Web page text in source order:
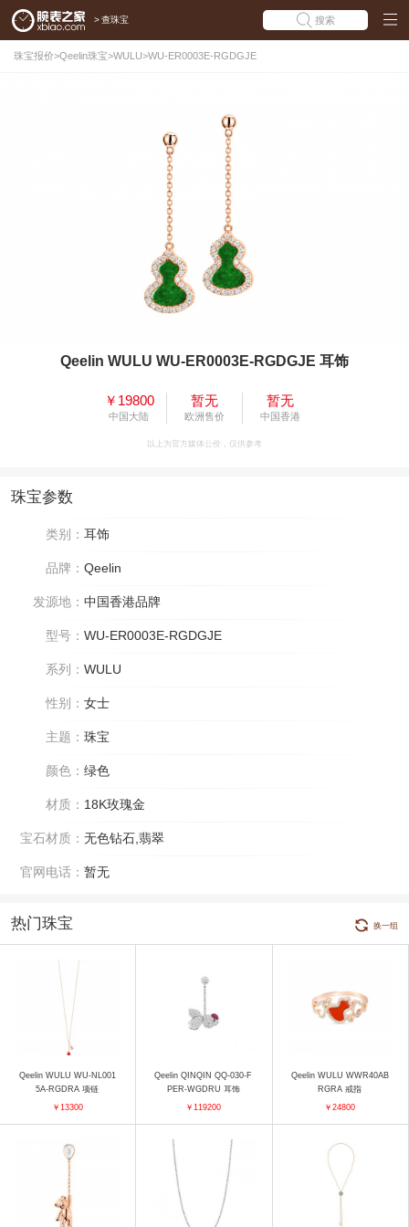
> 查珠宝 搜索
珠宝报价>Qeelin珠宝>WULU>WU-ER0003E-RGDGJE
Qeelin WULU WU-ER0003E-RGDGJE 耳饰
￥19800
中国大陆
暂无
欧洲售价
暂无
中国香港
以上为官方媒体公价，仅供参考
珠宝参数
类别： 耳饰
品牌： Qeelin
发源地： 中国香港品牌
型号： WU-ER0003E-RGDGJE
系列： WULU
性别： 女士
主题： 珠宝
颜色： 绿色
材质： 18K玫瑰金
宝石材质： 无色钻石,翡翠
官网电话： 暂无
热门珠宝 换一组
Qeelin WULU WU-NL001
5A-RGDRA 项链
￥13300
Qeelin QINQIN QQ-030-F
PER-WGDRU 耳饰
￥119200
Qeelin WULU WWR40AB
RGRA 戒指
￥24800